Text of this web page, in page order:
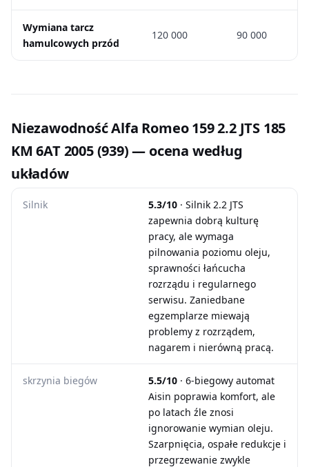
Wymiana tarcz
hamulcowych przód
120 000 90 000
Niezawodność Alfa Romeo 159 2.2 JTS 185
KM 6AT 2005 (939) — ocena według
układów
Silnik 5.3/10 · Silnik 2.2 JTS
zapewnia dobrą kulturę
pracy, ale wymaga
pilnowania poziomu oleju,
sprawności łańcucha
rozrządu i regularnego
serwisu. Zaniedbane
egzemplarze miewają
problemy z rozrządem,
nagarem i nierówną pracą.
skrzynia biegów 5.5/10 · 6-biegowy automat
Aisin poprawia komfort, ale
po latach źle znosi
ignorowanie wymian oleju.
Szarpnięcia, ospałe redukcje i
przegrzewanie zwykle